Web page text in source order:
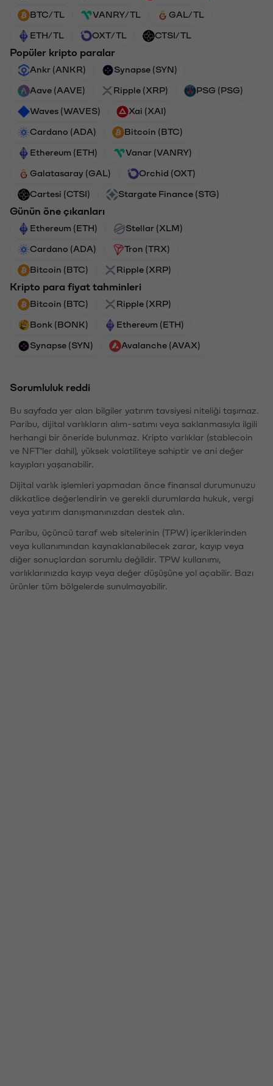
BTC/TL VANRY/TL GAL/TL
ETH/TL OXT/TL CTSI/TL
Popüler kripto paralar
Ankr (ANKR) Synapse (SYN)
Aave (AAVE) Ripple (XRP) PSG (PSG)
Waves (WAVES) Xai (XAI)
Cardano (ADA) Bitcoin (BTC)
Ethereum (ETH) Vanar (VANRY)
Galatasaray (GAL) Orchid (OXT)
Cartesi (CTSI) Stargate Finance (STG)
Günün öne çıkanları
Ethereum (ETH) Stellar (XLM)
Cardano (ADA) Tron (TRX)
Bitcoin (BTC) Ripple (XRP)
Kripto para fiyat tahminleri
Bitcoin (BTC) Ripple (XRP)
Bonk (BONK) Ethereum (ETH)
Synapse (SYN) Avalanche (AVAX)
Sorumluluk reddi
Bu sayfada yer alan bilgiler yatırım tavsiyesi niteliği taşımaz.
Paribu, dijital varlıkların alım-satımı veya saklanmasıyla ilgili
herhangi bir öneride bulunmaz. Kripto varlıklar (stablecoin
ve NFT'ler dahil), yüksek volatiliteye sahiptir ve ani değer
kayıpları yaşanabilir.
Dijital varlık işlemleri yapmadan önce finansal durumunuzu
dikkatlice değerlendirin ve gerekli durumlarda hukuk, vergi
veya yatırım danışmanınızdan destek alın.
Paribu, üçüncü taraf web sitelerinin (TPW) içeriklerinden
veya kullanımından kaynaklanabilecek zarar, kayıp veya
diğer sonuçlardan sorumlu değildir. TPW kullanımı,
varlıklarınızda kayıp veya değer düşüşüne yol açabilir. Bazı
ürünler tüm bölgelerde sunulmayabilir.